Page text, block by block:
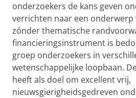
onderzoekers de kans geven
verrichten naar een onderwerp
zónder thematische
financieringsinstrument is
groep onderzoekers in
wetenschappelijke loopbaan.
heeft als doel om excellent vrij,
nieuwsgierigheidsgedreven